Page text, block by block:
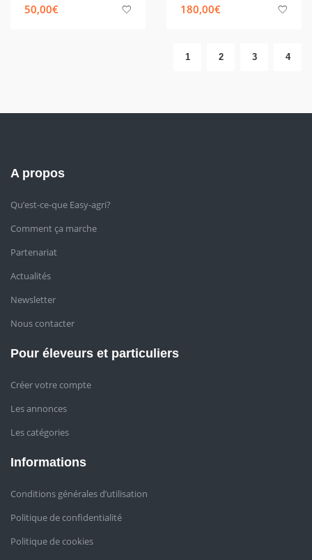
50,00€ 180,00€
1 2 3 4
A propos
Qu’est-ce-que Easy-agri?
Comment ça marche
Partenariat
Actualités
Newsletter
Nous contacter
Pour éleveurs et particuliers
Créer votre compte
Les annonces
Les catégories
Informations
Conditions générales d’utilisation
Politique de confidentialité
Politique de cookies